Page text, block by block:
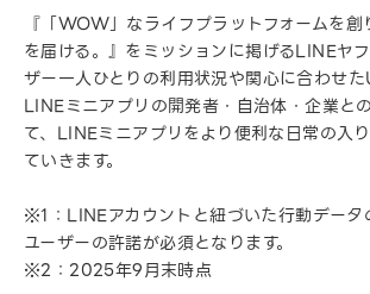
『「WOW」なライフプラットフォームを創
を届ける。』をミッションに掲げるLINEヤ
ザー一人ひとりの利用状況や関心に合わせた
LINEミニアプリの開発者・自治体・企業と
て、LINEミニアプリをより便利な日常の入
ていきます。
※1：LINEアカウントと紐づいた行動データ
ユーザーの許諾が必須となります。
※2：2025年9月末時点